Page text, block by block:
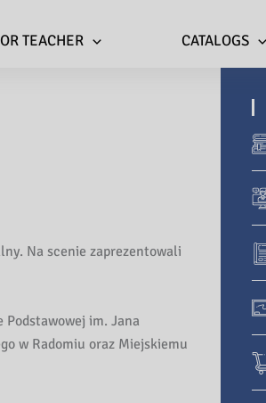
TEACHER CATALOGS
Na scenie zaprezentowali
im. Jana
w Radomiu oraz Miejskiemu